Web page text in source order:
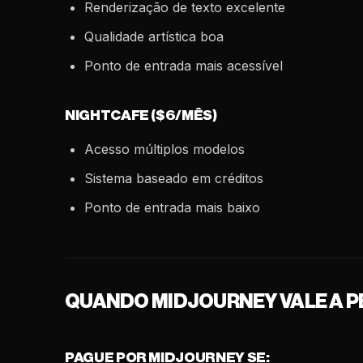
Renderização de texto excelente
Qualidade artística boa
Ponto de entrada mais acessível
NIGHTCAFE ($6/MÊS)
Acesso múltiplos modelos
Sistema baseado em créditos
Ponto de entrada mais baixo
QUANDO MIDJOURNEY VALE A
PAGUE POR MIDJOURNEY SE: